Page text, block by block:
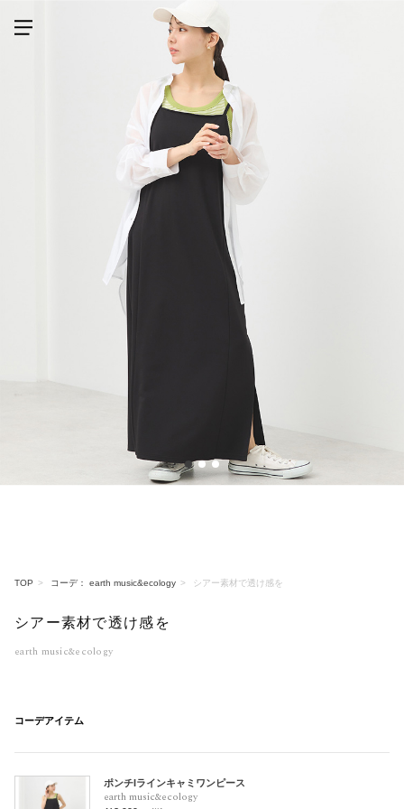
TOP コーデ： earth music&ecology シアー素材で透け感を
シアー素材で透け感を
earth music&ecology
コーデアイテム
ポンチIラインキャミワンピース
earth music&ecology
1 2